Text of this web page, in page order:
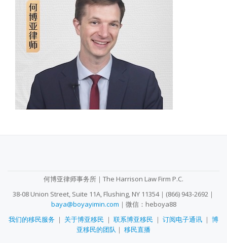
何博亚律师事务所｜The Harrison Law Firm P.C.
38-08 Union Street, Suite 11A, Flushing, NY 11354｜(866) 943-2692｜
baya@boyayimin.com ｜微信：heboya88
我们的移民服务 ｜ 关于博亚移民 ｜ 联系博亚移民 ｜ 订阅电子通讯 ｜ 博
亚移民的团队 ｜ 移民直播